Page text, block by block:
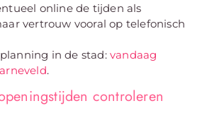
online de tijden als
vertrouw vooral op telefonisch
in de stad:vandaag
.
controleren